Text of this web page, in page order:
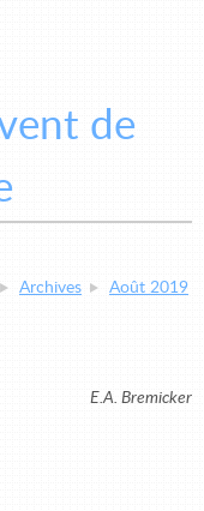
de
Archives
Août 2019
E.A. Bremicker